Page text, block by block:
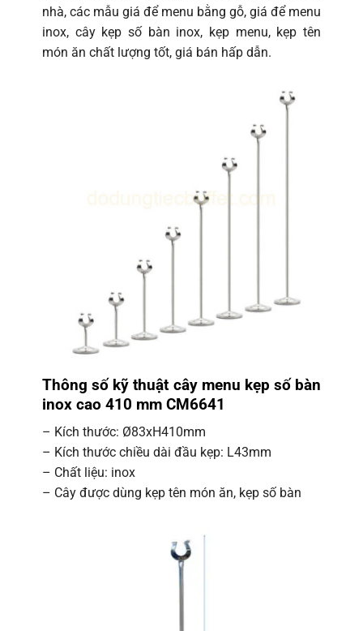
nhà, các mẫu giá để menu bằng gỗ, giá để menu
inox, cây kẹp số bàn inox, kẹp menu, kẹp tên
món ăn chất lượng tốt, giá bán hấp dẫn.
Thông số kỹ thuật cây menu kẹp số bàn
inox cao 410 mm CM6641
– Kích thước: Ø83xH410mm
– Kích thước chiều dài đầu kẹp: L43mm
– Chất liệu: inox
– Cây được dùng kẹp tên món ăn, kẹp số bàn